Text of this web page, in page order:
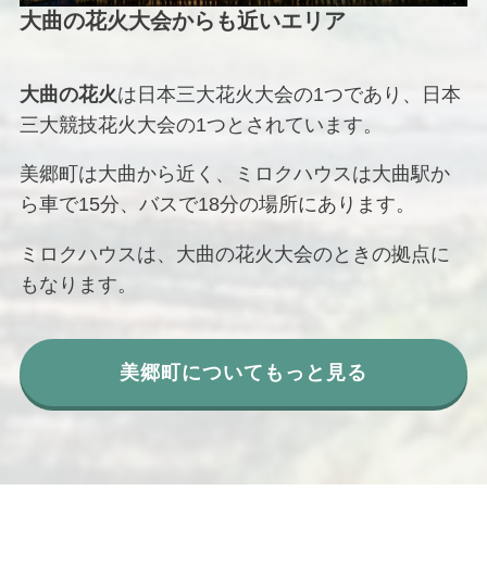
大曲の花火大会からも近いエリア
大曲の花火は日本三大花火大会の1つであり、日本
三大競技花火大会の1つとされています。
美郷町は大曲から近く、ミロクハウスは大曲駅か
ら車で15分、バスで18分の場所にあります。
ミロクハウスは、大曲の花火大会のときの拠点に
もなります。
美郷町についてもっと見る